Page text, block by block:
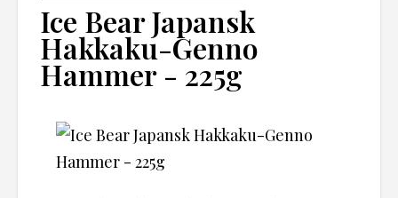
Ice Bear Japansk
Hakkaku-Genno
Hammer - 225g